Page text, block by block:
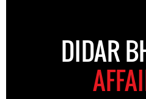
DIDAR